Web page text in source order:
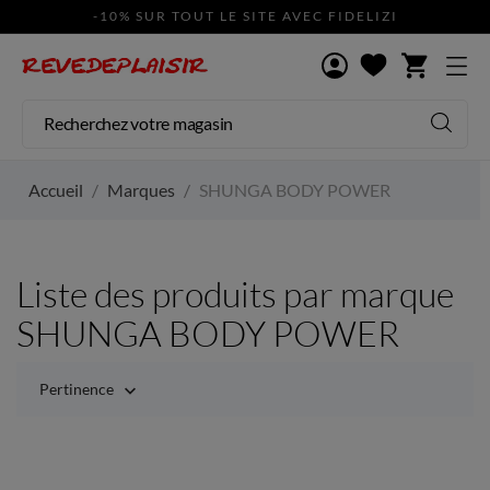
-10% SUR TOUT LE SITE AVEC FIDELIZI
shopping_cart
Accueil Marques SHUNGA BODY POWER
Liste des produits par marque
SHUNGA BODY POWER
Pertinence 